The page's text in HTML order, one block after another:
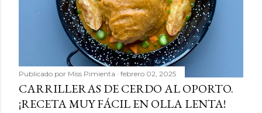
Publicado por Miss Pimienta febrero 02, 2025
CARRILLERAS DE CERDO AL OPORTO.
¡RECETA MUY FÁCIL EN OLLA LENTA!